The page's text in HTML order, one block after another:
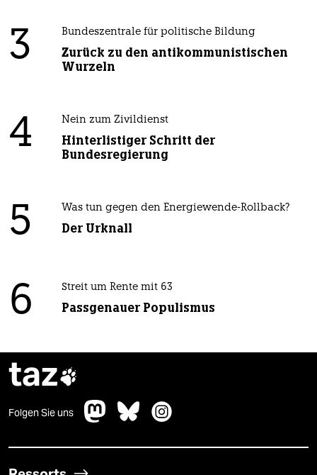
3 Bundeszentrale für politische Bildung
Zurück zu den antikommunistischen
Wurzeln
4 Nein zum Zivildienst
Hinterlistiger Schritt der
Bundesregierung
5 Was tun gegen den Energiewende-Rollback?
Der Urknall
6 Streit um Rente mit 63
Passgenauer Populismus
taz
Folgen Sie uns